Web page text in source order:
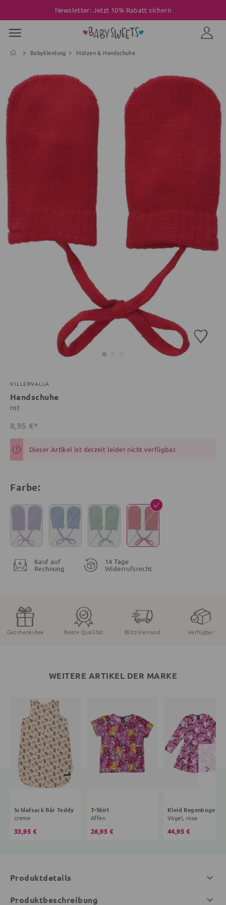
Newsletter: Jetzt 10% Rabatt sichern
Babykleidung Mützen & Handschuhe
VILLERVALLA
Handschuhe
rot
8,95 €*
Dieser Artikel ist derzeit leider nicht verfügbar.
Farbe:
Kauf auf
Rechnung
14 Tage
Widerrufsrecht
Geschenkidee Beste Qualität Blitz-Versand Verfügbar
WEITERE ARTIKEL DER MARKE
Schlafsack Bär Teddy
creme
33,95 €
T-Shirt
Affen
26,95 €
Vögel, rosa
44,95 €
Produktdetails
Produktbeschreibung